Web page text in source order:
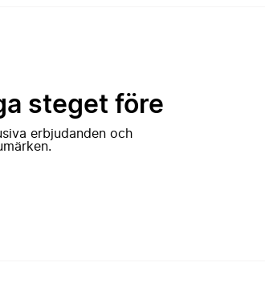
steget före
erbjudanden och